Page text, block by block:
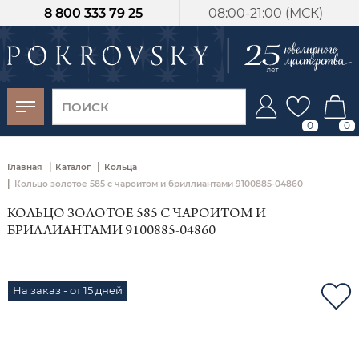
08:00-21:00 (МСК)
8 800 333 79 25
0 0
Главная | Каталог | Кольца
| Кольцо золотое 585 с чароитом и бриллиантами 9100885-04860
КОЛЬЦО ЗОЛОТОЕ 585 С ЧАРОИТОМ И
БРИЛЛИАНТАМИ 9100885-04860
На заказ - от 15 дней
-30%
от 15 дней с
момента оплаты